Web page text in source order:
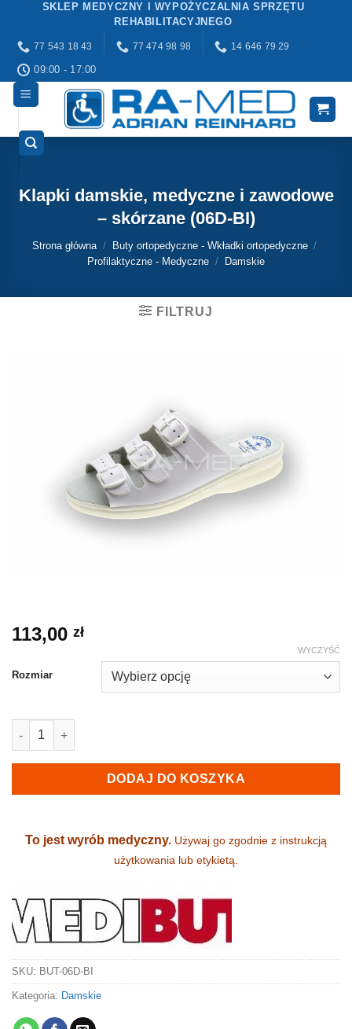
Przewiń
zawartości
SKLEP MEDYCZNY I WYPOŻYCZALNIA SPRZĘTU
REHABILITACYJNEGO
77 543 18 43 77 474 98 98 14 646 79 29
09:00 - 17:00
Klapki damskie, medyczne i zawodowe
– skórzane (06D-BI)
Strona główna / Buty ortopedyczne - Wkładki ortopedyczne /
Profilaktyczne - Medyczne / Damskie
FILTRUJ
113,00 zł
Rozmiar
WYCZYŚĆ
ilość Klapki damskie, medyczne i zawodowe - skórzane (06D-
DODAJ DO KOSZYKA
To jest wyrób medyczny. Używaj go zgodnie z instrukcją
użytkowania lub etykietą.
SKU: BUT-06D-BI
Kategoria: Damskie